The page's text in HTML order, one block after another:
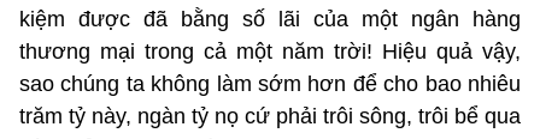
kiệm được đã bằng số lãi của một ngân hàng
thương mại trong cả một năm trời! Hiệu quả vậy,
sao chúng ta không làm sớm hơn để cho bao nhiêu
trăm tỷ này, ngàn tỷ nọ cứ phải trôi sông, trôi bể qua